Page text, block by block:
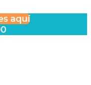
aquí